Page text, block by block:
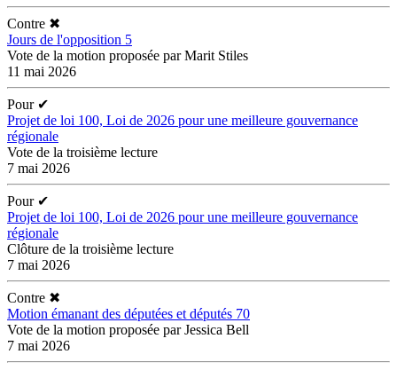
Contre ✖
Jours de l'opposition 5
Vote de la motion proposée par Marit Stiles
11 mai 2026
Pour ✔
Projet de loi 100, Loi de 2026 pour une meilleure gouvernance
régionale
Vote de la troisième lecture
7 mai 2026
Pour ✔
Projet de loi 100, Loi de 2026 pour une meilleure gouvernance
régionale
Clôture de la troisième lecture
7 mai 2026
Contre ✖
Motion émanant des députées et députés 70
Vote de la motion proposée par Jessica Bell
7 mai 2026